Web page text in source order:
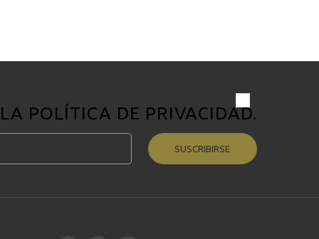
POLÍTICA DE PRIVACIDAD.
SUSCRIBIRSE